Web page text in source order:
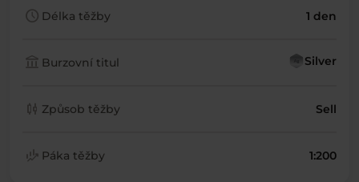
schedule Délka těžby 1 den
account_balance Burzovní titul Silver
candlestick_chart Způsob těžby Sell
finance_mode Páka těžby 1:200